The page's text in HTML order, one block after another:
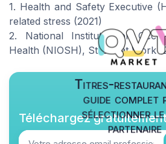
1. Health and Safety Executive
related stress (2021)
2. National Institute for
Health (NIOSH), Stress at Work
Titres-
guide complet
sélectionner
partenaire
Téléchargez